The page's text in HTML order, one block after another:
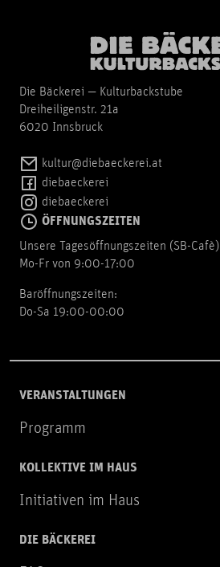
Die Bäckerei — Kulturbackstube
Dreiheiligenstr. 21a
6020 Innsbruck
kultur@diebaeckerei.at
diebaeckerei
diebaeckerei
ÖFFNUNGSZEITEN
Unsere Tagesöffnungszeiten (SB-Cafè)
Mo-Fr von 9:00-17:00
Baröffnungszeiten:
Do-Sa 19:00-00:00
VERANSTALTUNGEN
Programm
KOLLEKTIVE IM HAUS
Initiativen im Haus
DIE BÄCKEREI